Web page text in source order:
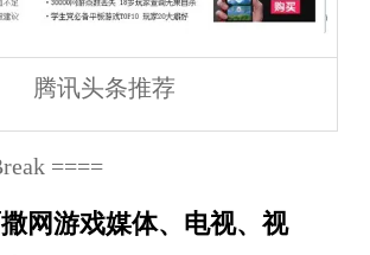
腾讯头条推荐
====
网游戏媒体、电视、视